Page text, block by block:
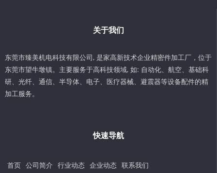
关于我们
东莞市臻美机电科技有限公司, 是家高新技术企业精密件加工厂，位于
东莞市望牛墩镇。主要服务于高科技领域, 如: 自动化、航空、基础科
研、光纤、通信、半导体、电子、医疗器械、避震器等设备配件的精
加工服务。
快速导航
首页 公司简介 行业动态 企业动态 联系我们